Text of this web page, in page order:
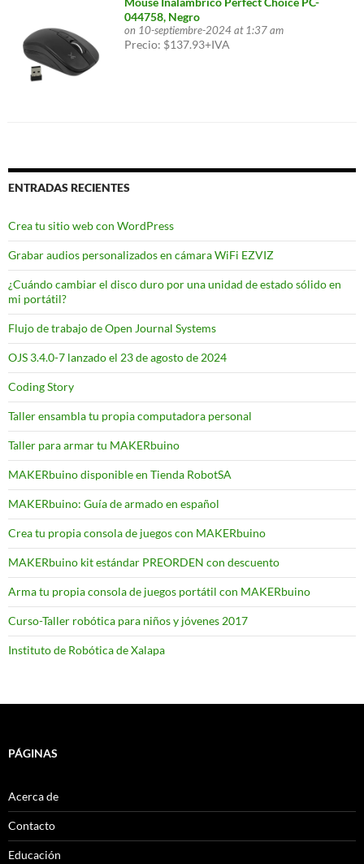
044758, Negro
on 10-septiembre-2024 at 1:37 am
Precio: $137.93+IVA
ENTRADAS RECIENTES
Crea tu sitio web con WordPress
Grabar audios personalizados en cámara WiFi EZVIZ
¿Cuándo cambiar el disco duro por una unidad de estado sólido en
mi portátil?
Flujo de trabajo de Open Journal Systems
OJS 3.4.0-7 lanzado el 23 de agosto de 2024
Coding Story
Taller ensambla tu propia computadora personal
Taller para armar tu MAKERbuino
MAKERbuino disponible en Tienda RobotSA
MAKERbuino: Guía de armado en español
Crea tu propia consola de juegos con MAKERbuino
MAKERbuino kit estándar PREORDEN con descuento
Arma tu propia consola de juegos portátil con MAKERbuino
Curso-Taller robótica para niños y jóvenes 2017
Instituto de Robótica de Xalapa
PÁGINAS
Acerca de
Contacto
Educación